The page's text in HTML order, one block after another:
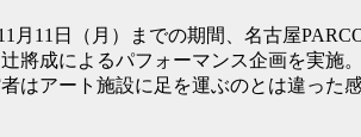
月11日（月）までの期間、名古屋
將成によるパフォーマンス企画を実施
はアート施設に足を運ぶのとは違っ